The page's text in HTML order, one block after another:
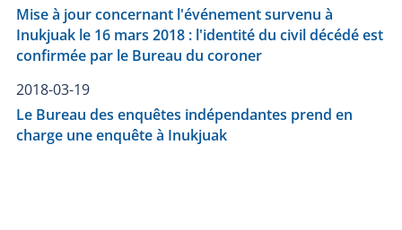
Mise à jour concernant l'événement survenu à
Inukjuak le 16 mars 2018 : l'identité du civil décédé est
confirmée par le Bureau du coroner
2018-03-19
Le Bureau des enquêtes indépendantes prend en
charge une enquête à Inukjuak